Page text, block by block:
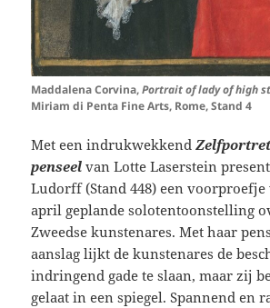
Maddalena Corvina,Portrait of lady of high
Miriam di Penta Fine Arts, Rome, Stand 4
Met een indrukwekkend
penseel van Lotte Laserstein
Ludorff (Stand 448) een
april geplande solotentoonstelling
Zweedse kunstenares. Met haar
aanslag lijkt de kunstenares de
indringend gade te slaan, maar zij
gelaat in een spiegel. Spannend en